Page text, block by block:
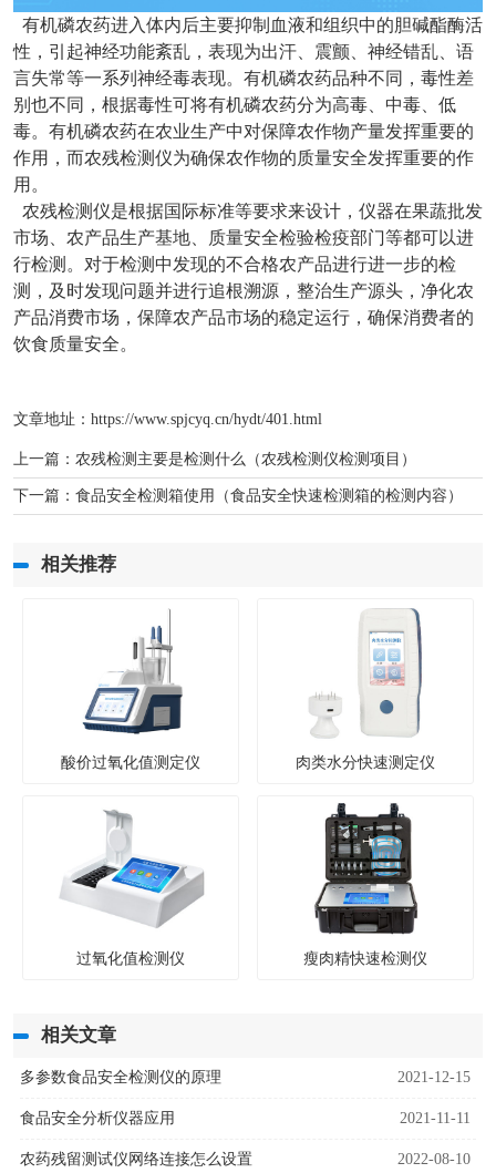
有机磷农药进入体内后主要抑制血液和组织中的胆碱酯酶活
性，引起神经功能紊乱，表现为出汗、震颤、神经错乱、语
言失常等一系列神经毒表现。有机磷农药品种不同，毒性差
别也不同，根据毒性可将有机磷农药分为高毒、中毒、低
毒。有机磷农药在农业生产中对保障农作物产量发挥重要的
作用，而农残检测仪为确保农作物的质量安全发挥重要的作
用。
农残检测仪是根据国际标准等要求来设计，仪器在果蔬批发
市场、农产品生产基地、质量安全检验检疫部门等都可以进
行检测。对于检测中发现的不合格农产品进行进一步的检
测，及时发现问题并进行追根溯源，整治生产源头，净化农
产品消费市场，保障农产品市场的稳定运行，确保消费者的
饮食质量安全。
文章地址： https://www.spjcyq.cn/hydt/401.html
上一篇： 农残检测主要是检测什么（农残检测仪检测项目）
下一篇： 食品安全检测箱使用（食品安全快速检测箱的检测内容）
相关推荐
酸价过氧化值测定仪 肉类水分快速测定仪
过氧化值检测仪 瘦肉精快速检测仪
相关文章
多参数食品安全检测仪的原理 2021-12-15
食品安全分析仪器应用 2021-11-11
农药残留测试仪网络连接怎么设置 2022-08-10